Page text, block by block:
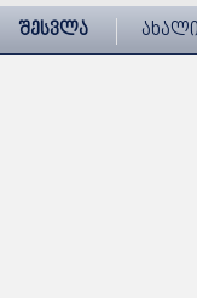
შესვლა